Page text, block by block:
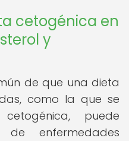
cetogénica en
y
de que una dieta
como la que se
puede
enfermedades